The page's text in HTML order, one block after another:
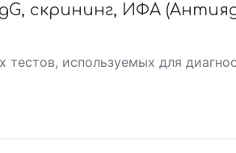
скрининг, ИФА
используемых для